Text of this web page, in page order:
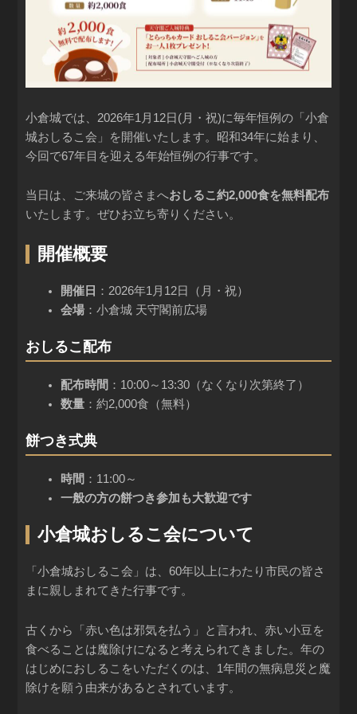
小倉城では、2026年1月12日(月・祝)に毎年恒例の「小倉
城おしるこ会」を開催いたします。昭和34年に始まり、
今回で67年目を迎える年始恒例の行事です。
当日は、ご来城の皆さまへおしるこ約2,000食を無料配布
いたします。ぜひお立ち寄りください。
開催概要
開催日 ：2026年1月12日（月・祝）
会場 ：小倉城 天守閣前広場
おしるこ配布
配布時間 ：10:00～13:30（なくなり次第終了）
数量 ：約2,000食（無料）
餅つき式典
時間 ：11:00～
一般の方の餅つき参加も大歓迎です
小倉城おしるこ会について
「小倉城おしるこ会」は、60年以上にわたり市民の皆さ
まに親しまれてきた行事です。
古くから「赤い色は邪気を払う」と言われ、赤い小豆を
食べることは魔除けになると考えられてきました。年の
はじめにおしるこをいただくのは、1年間の無病息災と魔
除けを願う由来があるとされています。